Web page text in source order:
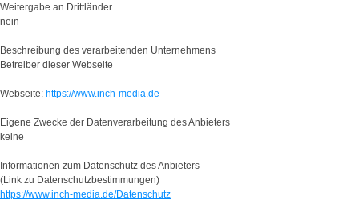
Weitergabe an Drittländer
nein
Beschreibung des verarbeitenden Unternehmens
Betreiber dieser Webseite
Webseite: https://www.inch-media.de
Eigene Zwecke der Datenverarbeitung des Anbieters
keine
Informationen zum Datenschutz des Anbieters
(Link zu Datenschutzbestimmungen)
https://www.inch-media.de/Datenschutz